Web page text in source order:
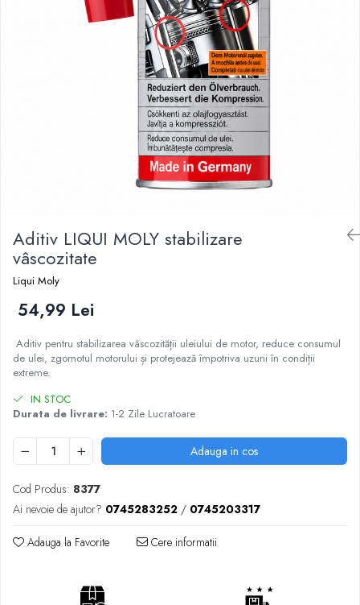
Aditiv LIQUI MOLY stabilizare
vâscozitate
Liqui Moly
54,99 Lei
Aditiv pentru stabilizarea vâscozității uleiului de motor, reduce consumul
de ulei, zgomotul motorului și protejează împotriva uzurii în condiții
extreme.
IN STOC
Durata de livrare: 1-2 Zile Lucratoare
Adauga in cos
Cod Produs: 8377
Ai nevoie de ajutor? 0745283252 / 0745203317
Adauga la Favorite Cere informatii